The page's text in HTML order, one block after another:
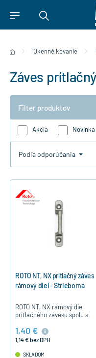
Okenné kovanie
Záves prítlačný
Filter produktov
Akcia Novinka
Podľa odporúčania
ROTO NT, NX prítlačný záves
rámový diel - Strieborná
ROTO NT, NX rámový diel
prítlačného závesu spolu s
zabezpečuje pritlačenie krídla
k rámu a tým aj tesnenie…
1,40 €
1,14 € bez DPH
SKLADOM